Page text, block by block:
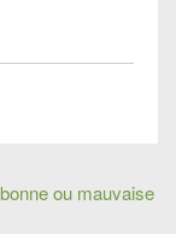
ou mauvaise